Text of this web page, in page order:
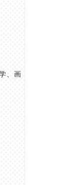
、画